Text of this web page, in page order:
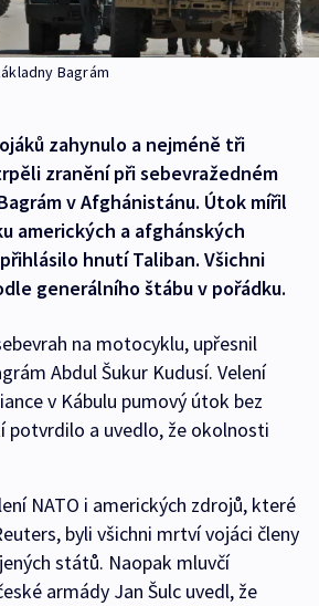
Bagrám
zahynulo a nejméně tři
zranění při sebevražedném
v Afghánistánu. Útok mířil
amerických a afghánských
hnutí Taliban. Všichni
generálního štábu v pořádku.
na motocyklu, upřesnil
Abdul Šukur Kudusí. Velení
v Kábulu pumový útok bez
potvrdilo a uvedlo, že okolnosti
NATO i amerických zdrojů, které
byli všichni mrtví vojáci členy
států. Naopak mluvčí
armády Jan Šulc uvedl, že